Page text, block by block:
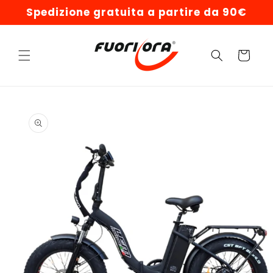
direttamente
ai contenuti
Spedizione gratuita a partire da 90€
Carrello
informazioni
sul prodotto